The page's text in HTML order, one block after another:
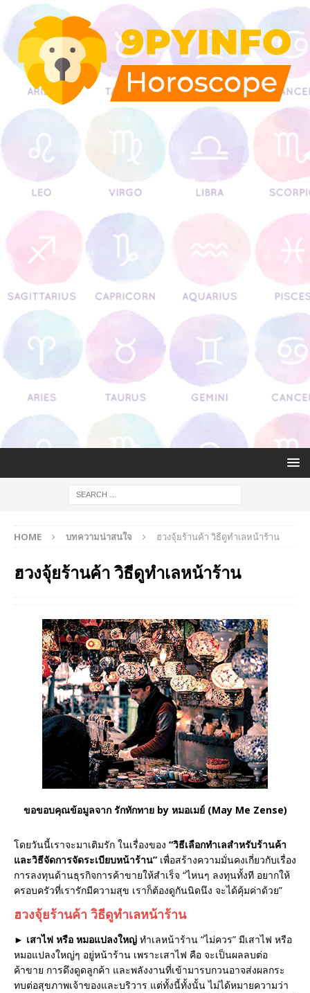
HOME บทความน่าสนใจ ฮวงจุ้ยร้านค้า วิธีดูทำเลหน้าร้าน
ฮวงจุ้ยร้านค้า วิธีดูทำเลหน้าร้าน
ขอขอบคุณข้อมูลจาก รักทักทาย by หมอเมย์ (May Me Zense)
โดยวันนี้เราจะมาเติมรัก ในเรื่องของ “วิธีเลือกทำเลสำหรับร้านค้า
และวิธีจัดการจัดระเบียบหน้าร้าน” เพื่อสร้างความมั่นคงเกี่ยวกับเรื่อง
การลงทุนด้านธุรกิจการค้าขายให้สำเร็จ “ไหนๆ ลงทุนทั้งที อยากให้
ครอบครัวที่เรารักมีความสุข เราก็ต้องดูกันนิดนึง จะได้คุ้มค่าด้วย”
ฮวงจุ้ยร้านค้า วิธีดูทำเลหน้าร้าน
► เสาไฟ หรือ หมอแปลงใหญ่ ทำเลหน้าร้าน “ไม่ควร” มีเสาไฟ หรือ
หมอแปลงใหญ่ๆ อยู่หน้าร้าน เพราะเสาไฟ คือ จะเป็นผลลบต่อ
ค้าขาย การดึงดูดลูกค้า และพลังงานที่เข้ามารบกวนอาจส่งผลกระ
ทบต่อสุขภาพเจ้าของและบริวาร แต่ทั้งนี้ทั้งนั้น ไม่ได้หมายความว่า